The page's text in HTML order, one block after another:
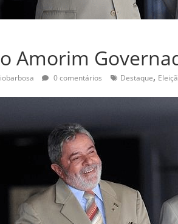
Amorim
0 comentários Destaque,